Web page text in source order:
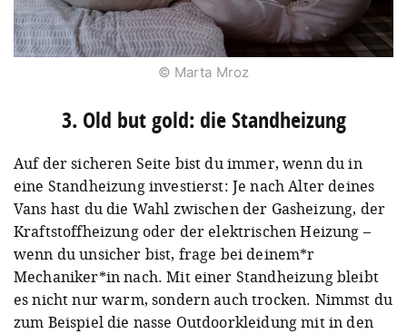
© Marta Mroz
3. Old but gold: die Standheizung
Auf der sicheren Seite bist du immer, wenn du in
eine Standheizung investierst: Je nach Alter deines
Vans hast du die Wahl zwischen der Gasheizung, der
Kraftstoffheizung oder der elektrischen Heizung –
wenn du unsicher bist, frage bei deinem*r
Mechaniker*in nach. Mit einer Standheizung bleibt
es nicht nur warm, sondern auch trocken. Nimmst du
zum Beispiel die nasse Outdoorkleidung mit in den